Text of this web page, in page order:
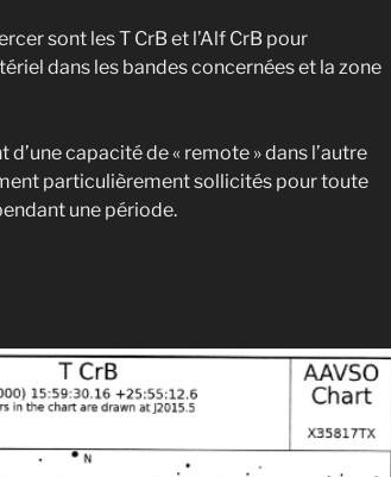
sont les T CrB et l’Alf CrB pour
dans les bandes concernées et la zone
capacité de « remote » dans l’autre
particulièrement sollicités pour toute
une période.